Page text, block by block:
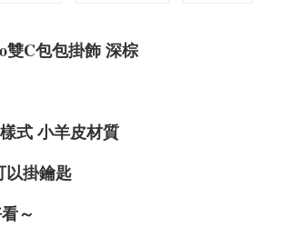
雙C包包掛飾 深棕
式 小羊皮材質
以掛鑰匙
～